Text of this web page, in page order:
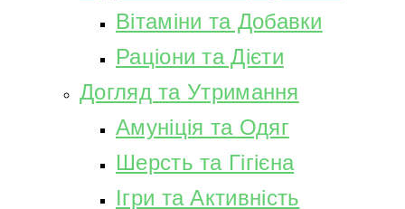
Вітаміни та Добавки
Раціони та Дієти
Догляд та Утримання
Амуніція та Одяг
Шерсть та Гігієна
Ігри та Активність